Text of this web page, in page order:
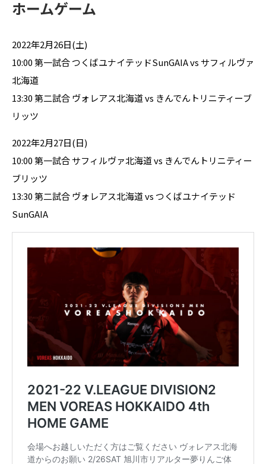
ホームゲーム
2022年2月26日(土)
10:00 第一試合 つくばユナイテッドSunGAIA vs サフィルヴァ
北海道
13:30 第二試合 ヴォレアス北海道 vs きんでんトリニティーブ
リッツ
2022年2月27日(日)
10:00 第一試合 サフィルヴァ北海道 vs きんでんトリニティー
ブリッツ
13:30 第二試合 ヴォレアス北海道 vs つくばユナイテッド
SunGAIA